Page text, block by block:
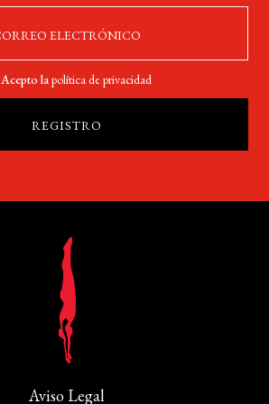
Acepto lapolítica de privacidad
Aviso Legal